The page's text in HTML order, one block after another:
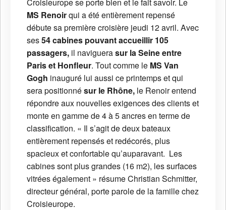
MS Renoirqui a été entièrement repensé
débute sa première croisière jeudi 12 avril. Avec
ses54 cabines pouvant accueillir 105
passagers, il naviguerasur la Seine entre
Paris et Honfleur. Tout comme le MS Van
Gogh inauguré lui aussi ce printemps et qui
sera positionnésur le Rhône, le Renoir entend
répondre aux nouvelles exigences des clients et
monte en gamme de 4 à 5 ancres en terme de
classification. « Il s’agit de deux bateaux
entièrement repensés et redécorés, plus
spacieux et confortable qu’auparavant. Les
cabines sont plus grandes (16 m2), les surfaces
vitrées également » résume Christian Schmitter,
directeur général, porte parole de la famille chez
Croisieurope.